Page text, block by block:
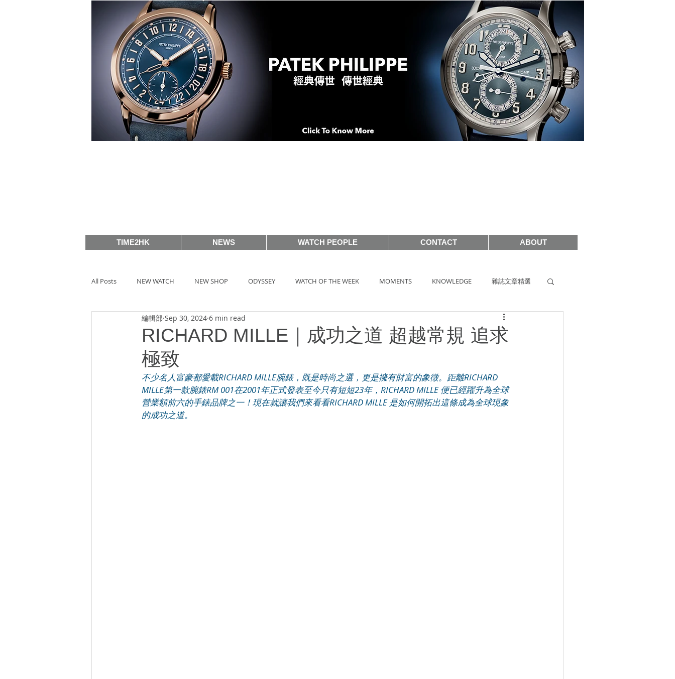
TIME2HK NEWS WATCH PEOPLE CONTACT ABOUT
All Posts NEW WATCH NEW SHOP ODYSSEY WATCH OF THE WEEK MOMENTS KNOWLEDGE 雜誌文章精選
MEET THE VIP WATCH PEOPLE HOT TAG
BASELWORLD 2019
BASELWORLD 2016 SIHH2016 CLASSIC 101 PRE-BASEL 2020 JEWELRY Gadget News
RICHARD MILLE｜成功之道 超越常規 追求
極致
編輯部 Sep 30, 2024 6 min read
不少名人富豪都愛載RICHARD MILLE腕錶，既是時尚之選，更是擁有財富的象徵。距離RICHARD
MILLE第一款腕錶RM 001在2001年正式發表至今只有短短23年，RICHARD MILLE 便已經躍升為全球
營業額前六的手錶品牌之一！現在就讓我們來看看RICHARD MILLE 是如何開拓出這條成為全球現象
的成功之道。